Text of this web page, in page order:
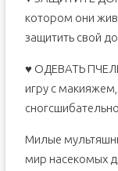
котором они
защитить свой
♥ ОДЕВАТЬ
игру с
Милые
мир насекомых